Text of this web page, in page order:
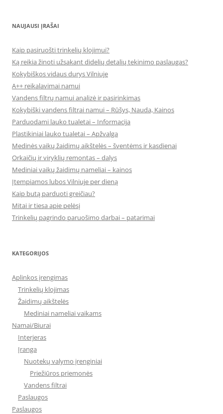
NAUJAUSI ĮRAŠAI
Kaip pasiruošti trinkelių klojimui?
Ką reikia žinoti užsakant didelių detalių tekinimo paslaugas?
Kokybiškos vidaus durys Vilniuje
A++ reikalavimai namui
Vandens filtrų namui analizė ir pasirinkimas
Kokybiški vandens filtrai namui – Rūšys, Nauda, Kainos
Parduodami lauko tualetai – Informacija
Plastikiniai lauko tualetai – Apžvalga
Medinės vaikų žaidimų aikštelės – šventėms ir kasdienai
Orkaičių ir viryklių remontas – dalys
Mediniai vaikų žaidimų nameliai – kainos
Įtempiamos lubos Vilniuje per dieną
Kaip butą parduoti greičiau?
Mitai ir tiesa apie pelėsį
Trinkelių pagrindo paruošimo darbai – patarimai
KATEGORIJOS
Aplinkos įrengimas
Trinkelių klojimas
Žaidimų aikštelės
Mediniai nameliai vaikams
Namai/Biurai
Interjeras
Įranga
Nuotekų valymo įrenginiai
Priežiūros priemonės
Vandens filtrai
Paslaugos
Paslaugos